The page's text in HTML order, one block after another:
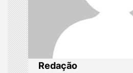
i
o
n
Redação